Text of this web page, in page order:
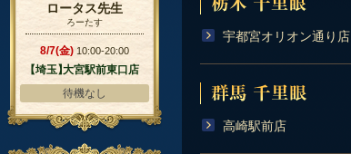
ロータス先生
ろーたす
8/7(金) 10:00-20:00
【埼玉】大宮駅前東口店
待機なし
宇都宮オリオン通り店
高崎駅前店